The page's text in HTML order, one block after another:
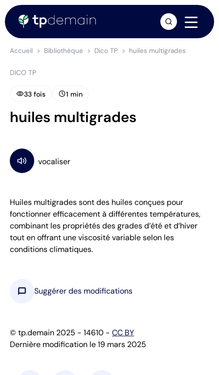
Accueil Bibliothèque Dico TP huiles multigrades
DICO TP
visibility33 fois schedule1 min
huiles multigrades
Huiles multigrades sont des huiles conçues pour
fonctionner efficacement à différentes températures,
combinant les propriétés des grades d’été et d’hiver
tout en offrant une viscosité variable selon les
conditions climatiques.
chat_bubble Suggérer des modifications
© tp.demain 2025 - 14610 - CC BY
Dernière modification le 19 mars 2025
arrow_forward